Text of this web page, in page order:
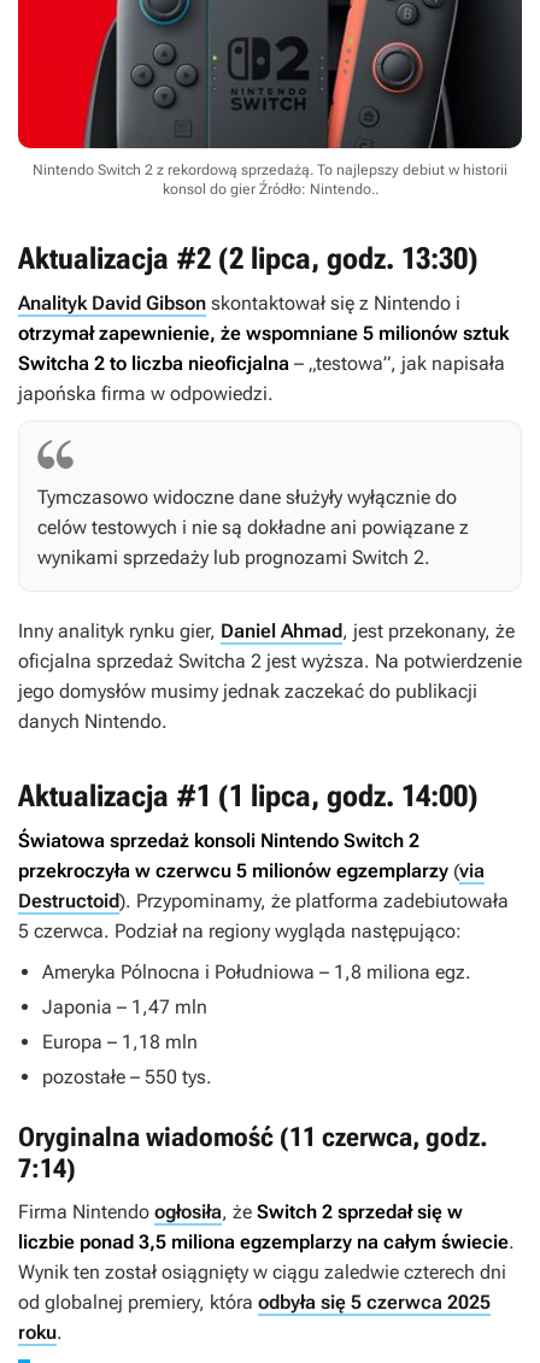
Nintendo Switch 2 z rekordową sprzedażą. To najlepszy debiut w historii
konsol do gier Źródło: Nintendo..
Aktualizacja #2 (2 lipca, godz. 13:30)
Analityk David Gibson skontaktował się z Nintendo i
otrzymał zapewnienie, że wspomniane 5 milionów sztuk
Switcha 2 to liczba nieoficjalna – „testowa”, jak napisała
japońska firma w odpowiedzi.
Tymczasowo widoczne dane służyły wyłącznie do
celów testowych i nie są dokładne ani powiązane z
wynikami sprzedaży lub prognozami Switch 2.
Inny analityk rynku gier, Daniel Ahmad, jest przekonany, że
oficjalna sprzedaż Switcha 2 jest wyższa. Na potwierdzenie
jego domysłów musimy jednak zaczekać do publikacji
danych Nintendo.
Aktualizacja #1 (1 lipca, godz. 14:00)
Światowa sprzedaż konsoli Nintendo Switch 2
przekroczyła w czerwcu 5 milionów egzemplarzy (via
Destructoid). Przypominamy, że platforma zadebiutowała
5 czerwca. Podział na regiony wygląda następująco:
Ameryka Pólnocna i Południowa – 1,8 miliona egz.
Japonia – 1,47 mln
Europa – 1,18 mln
pozostałe – 550 tys.
Oryginalna wiadomość (11 czerwca, godz.
7:14)
Firma Nintendo ogłosiła, że Switch 2 sprzedał się w
liczbie ponad 3,5 miliona egzemplarzy na całym świecie.
Wynik ten został osiągnięty w ciągu zaledwie czterech dni
od globalnej premiery, która odbyła się 5 czerwca 2025
roku.